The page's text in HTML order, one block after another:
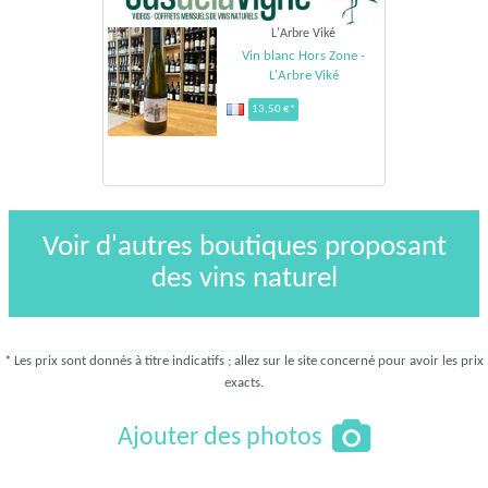
L'Arbre Viké
Vin blanc Hors Zone -
L'Arbre Viké
13,50 €*
Voir d'autres boutiques proposant
des vins naturel
* Les prix sont donnés à titre indicatifs ; allez sur le site concerné pour avoir les prix
exacts.
Ajouter des photos